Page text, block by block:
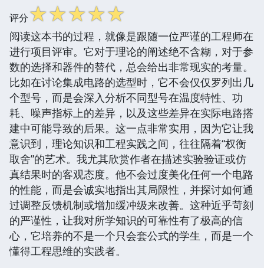
评分☆☆☆☆☆
阅读这本书的过程，就像是跟随一位严谨的工程师在
进行项目评审。它对于理论的阐述绝不含糊，对于参
数的选择和器件的替代，总会给出非常现实的考量。
比如在讨论集成电路的选型时，它不会仅仅罗列出几
个型号，而是会深入分析不同型号在温度特性、功
耗、噪声指标上的差异，以及这些差异在实际电路搭
建中可能导致的后果。这一点非常实用，因为它让我
意识到，理论知识和工程实践之间，往往隔着“权衡
取舍”的艺术。我尤其欣赏作者在描述实验验证或仿
真结果时的客观态度。他不会过度美化任何一个电路
的性能，而是会诚实地指出其局限性，并探讨如何通
过调整反馈机制或增加缓冲级来改善。这种近乎苛刻
的严谨性，让我对所学知识的可靠性有了极高的信
心，它培养的不是一个只会套公式的学生，而是一个
懂得工程思维的实践者。